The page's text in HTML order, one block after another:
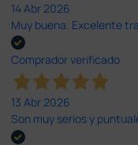
14 Abr 2026
Muy buena. Excelente
Comprador verificado
13 Abr 2026
Son muy serios y